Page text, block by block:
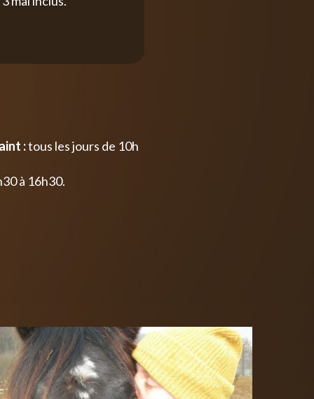
:tous les jours de 10h
à 16h30.